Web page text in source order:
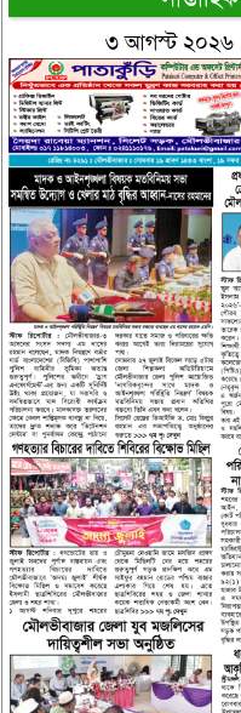
৩ আগস্ট ২০২৬ :